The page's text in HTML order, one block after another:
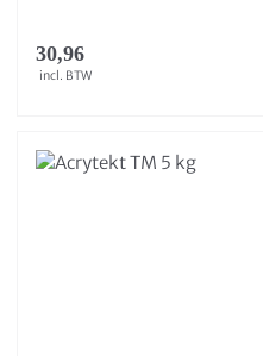
30,96
incl. BTW